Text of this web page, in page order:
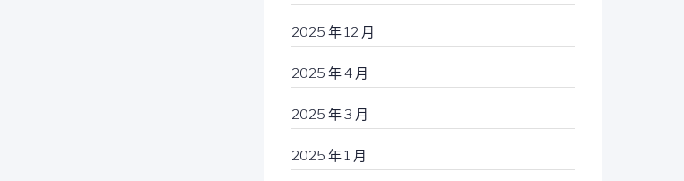
2025 年 12 月
2025 年 4 月
2025 年 3 月
2025 年 1 月